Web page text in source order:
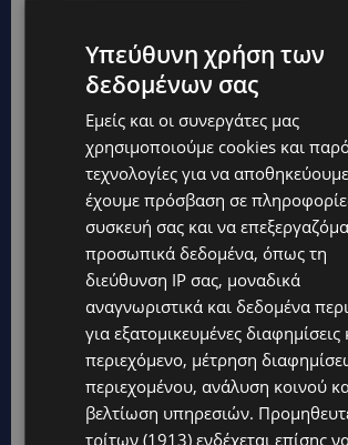
Υπεύθυνη χρήση των
δεδομένων σας
Εμείς και οι συνεργάτες μας
χρησιμοποιούμε cookies και
τεχνολογίες για να
έχουμε πρόσβαση σε
συσκευή σας και να
προσωπικά δεδομένα, όπως τη
διεύθυνση IP σας, μοναδικά
αναγνωριστικά και δεδομένα
για εξατομικευμένες διαφημίσεις
περιεχόμενο, μέτρηση
περιεχομένου, ανάλυση κοινού
βελτίωση υπηρεσιών.
τρίτων (1913) ενδέχεται επίσης